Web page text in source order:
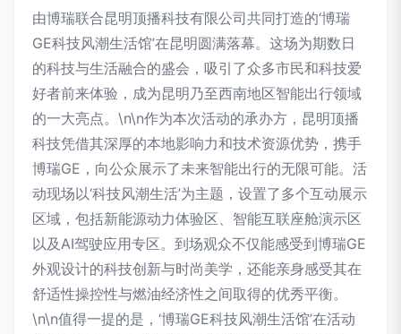
由博瑞联合昆明顶播科技有限公司共同打造的‘博瑞
GE科技风潮生活馆’在昆明圆满落幕。这场为期数日
的科技与生活融合的盛会，吸引了众多市民和科技爱
好者前来体验，成为昆明乃至西南地区智能出行领域
的一大亮点。\n\n作为本次活动的承办方，昆明顶播
科技凭借其深厚的本地影响力和技术资源优势，携手
博瑞GE，向公众展示了未来智能出行的无限可能。活
动现场以‘科技风潮生活’为主题，设置了多个互动展示
区域，包括新能源动力体验区、智能互联座舱演示区
以及AI驾驶应用专区。到场观众不仅能感受到博瑞GE
外观设计的科技创新与时尚美学，还能亲身感受其在
舒适性操控性与燃油经济性之间取得的优秀平衡。
\n\n值得一提的是，‘博瑞GE科技风潮生活馆’在活动